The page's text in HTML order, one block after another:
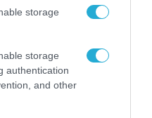
storage
storage
authentication
and other